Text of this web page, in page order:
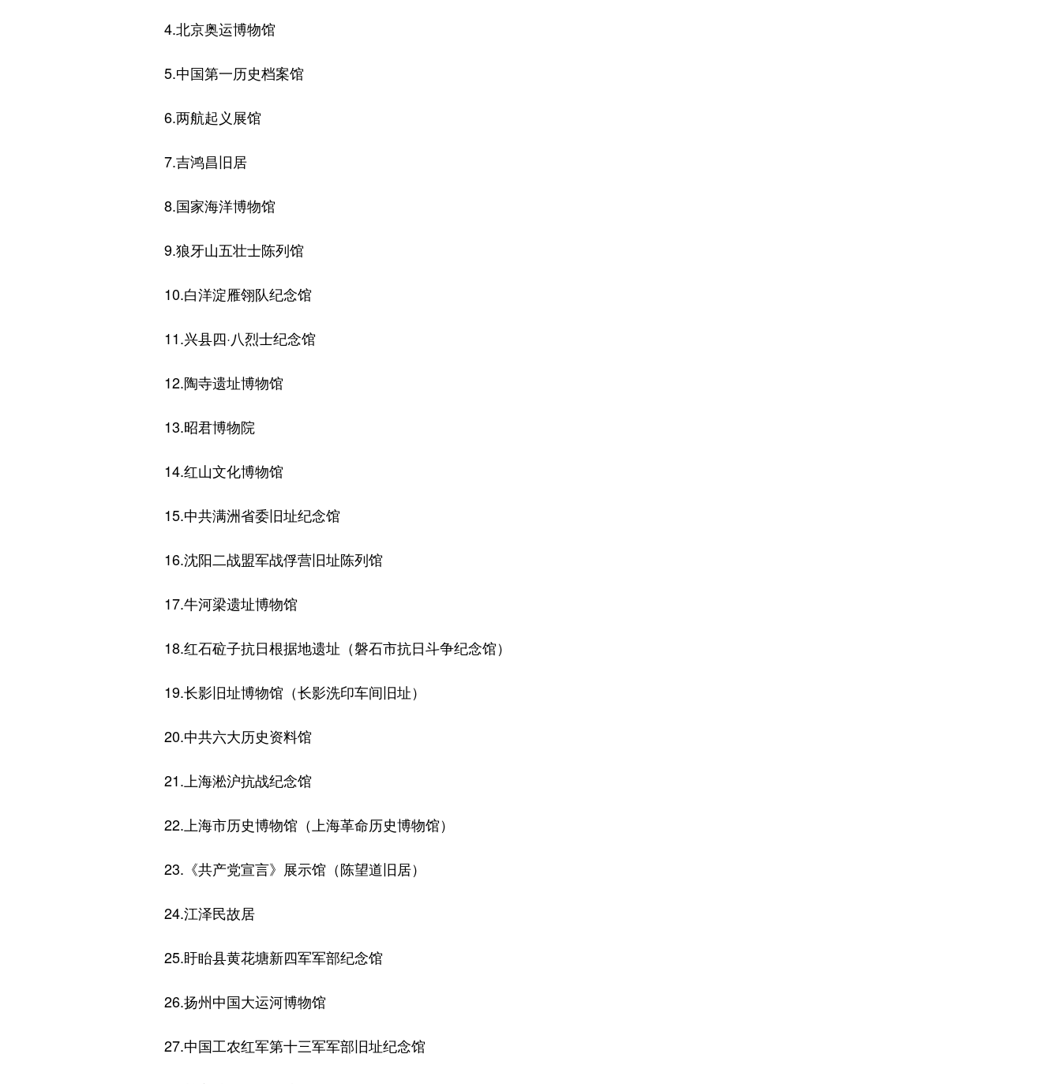
4.北京奥运博物馆
5.中国第一历史档案馆
6.两航起义展馆
7.吉鸿昌旧居
8.国家海洋博物馆
9.狼牙山五壮士陈列馆
10.白洋淀雁翎队纪念馆
11.兴县四·八烈士纪念馆
12.陶寺遗址博物馆
13.昭君博物院
14.红山文化博物馆
15.中共满洲省委旧址纪念馆
16.沈阳二战盟军战俘营旧址陈列馆
17.牛河梁遗址博物馆
18.红石砬子抗日根据地遗址（磐石市抗日斗争纪念馆）
19.长影旧址博物馆（长影洗印车间旧址）
20.中共六大历史资料馆
21.上海淞沪抗战纪念馆
22.上海市历史博物馆（上海革命历史博物馆）
23.《共产党宣言》展示馆（陈望道旧居）
24.江泽民故居
25.盱眙县黄花塘新四军军部纪念馆
26.扬州中国大运河博物馆
27.中国工农红军第十三军军部旧址纪念馆